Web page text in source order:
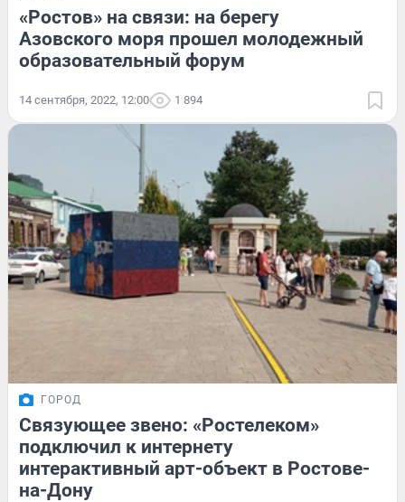
«Ростов» на связи: на берегу
Азовского моря прошел молодежный
образовательный форум
14 сентября, 2022, 12:00 1 894
ГОРОД
Связующее звено: «Ростелеком»
подключил к интернету
интерактивный арт-объект в Ростове-
на-Дону